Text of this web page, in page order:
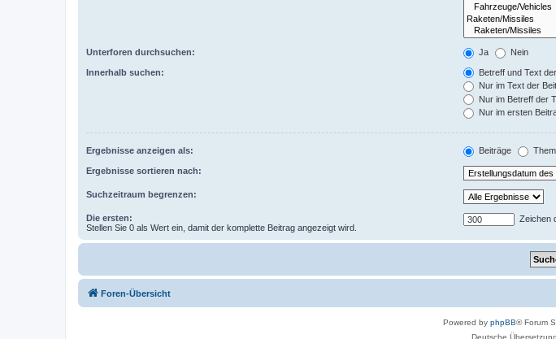
Unterforen durchsuchen: Ja Nein
Innerhalb suchen:
Betreff und Text
Nur im Text der
Nur im Betreff der
Nur im ersten
Ergebnisse anzeigen als: Beiträge
Ergebnisse sortieren nach:
Suchzeitraum begrenzen:
Die ersten:
Stellen Sie 0 als Wert ein, damit der komplette Beitrag angezeigt wird.
Zeichen
Foren-Übersicht
Powered by phpBB® Forum
Deutsche